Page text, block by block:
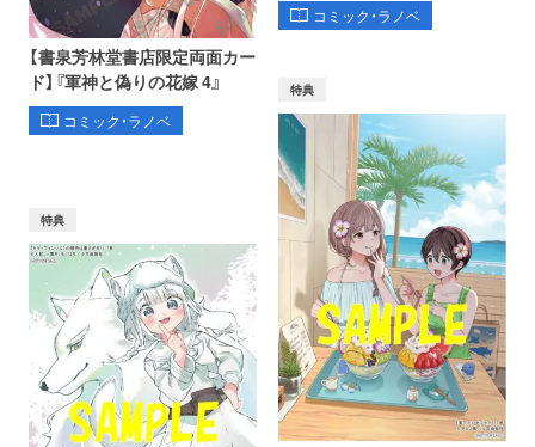
【書泉芳林堂書店限定両面カー
ド】『軍神と偽りの花嫁 4』
コミック・ラノベ
コミック・ラノベ
特典
特典